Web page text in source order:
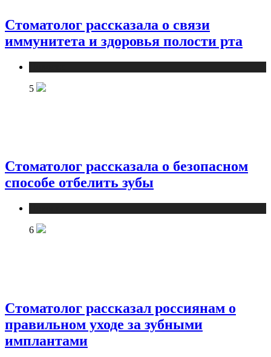
Стоматолог рассказала о связи
иммунитета и здоровья полости рта
5
Стоматолог рассказала о безопасном
способе отбелить зубы
6
Стоматолог рассказал россиянам о
правильном уходе за зубными
имплантами